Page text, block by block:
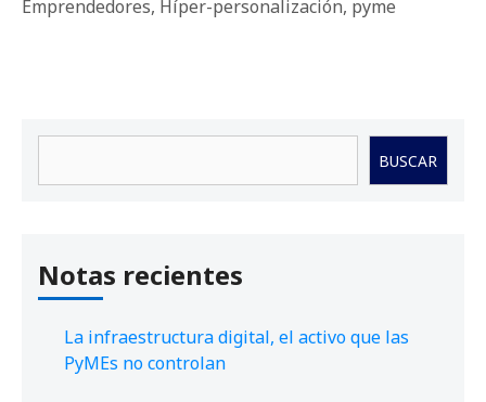
Emprendedores, Híper-personalización, pyme
BUSCAR
Notas recientes
La infraestructura digital, el activo que las
PyMEs no controlan